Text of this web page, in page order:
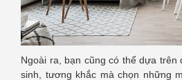
Ngoài ra, bạn cũng có thể dựa trên
sinh, tương khắc mà chọn những